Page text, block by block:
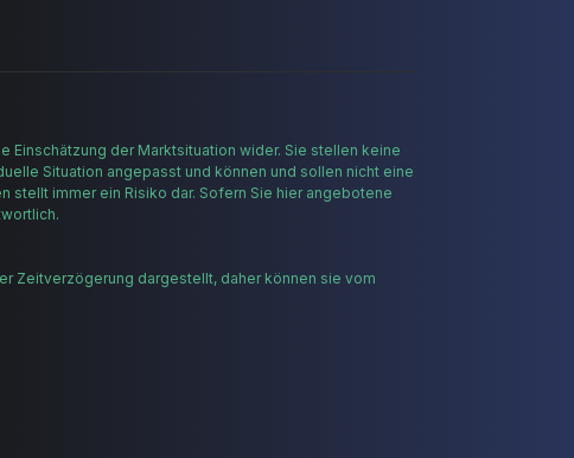
der Marktsituation wider. Sie stellen keine
Situation angepasst und können und sollen nicht eine
stellt immer ein Risiko dar. Sofern Sie hier angebotene
Zeitverzögerung dargestellt, daher können sie vom